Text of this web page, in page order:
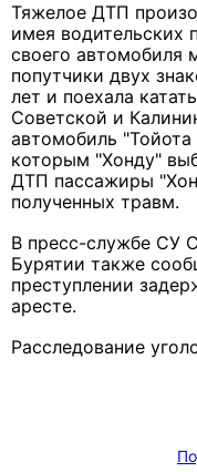
Тяжелое ДТП
имея водительских
своего автомобиля
попутчики двух
лет и поехала
Советской и
автомобиль "Тойота
которым "Хонду"
ДТП пассажиры
полученных травм.
В пресс-службе СУ
Бурятии также
преступлении
аресте.
Расследование